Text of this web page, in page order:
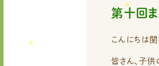
第十回
こんにちは関
皆さん、子